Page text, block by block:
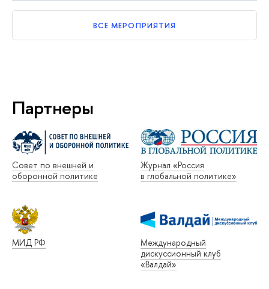
ВСЕ МЕРОПРИЯТИЯ
Партнеры
Совет по внешней и
оборонной политике
Журнал «Россия
в глобальной политике»
МИД РФ
Международный
дискуссионный клуб
«Валдай»